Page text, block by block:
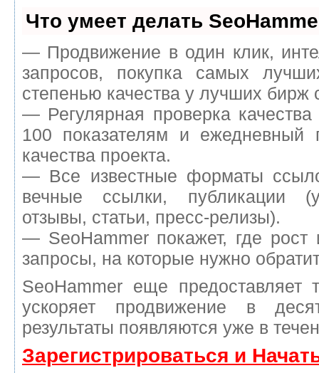
Что умеет делать
— Продвижение в один клик,
запросов, покупка самых
степенью качества у лучших бирж
— Регулярная проверка
100 показателям и ежедневный
качества проекта.
— Все известные форматы
вечные ссылки, публикации
отзывы, статьи, пресс-релизы).
— SeoHammer покажет, где
запросы, на которые нужно
SeoHammer еще предоставляет
ускоряет продвижение в
результаты появляются уже в
Зарегистрироваться и